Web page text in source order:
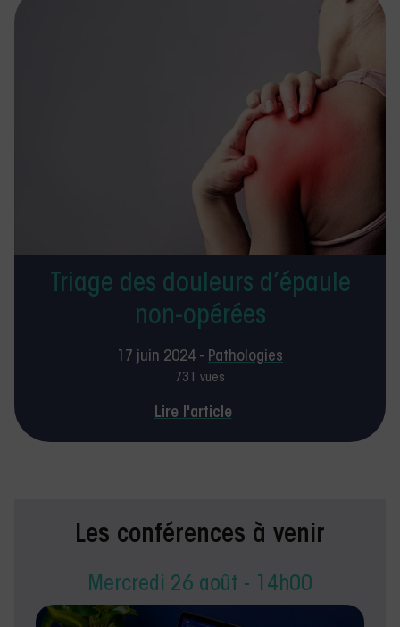
Triage des douleurs d’épaule
non-opérées
17 juin 2024 - Pathologies
731 vues
Lire l'article
Les conférences à venir
Mercredi 26 août - 14h00